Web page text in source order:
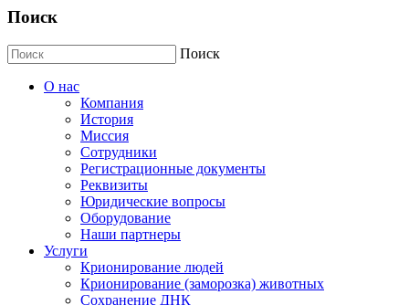
Поиск
Поиск
О нас
Компания
История
Миссия
Сотрудники
Регистрационные документы
Реквизиты
Юридические вопросы
Оборудование
Наши партнеры
Услуги
Крионирование людей
Крионирование (заморозка) животных
Сохранение ДНК